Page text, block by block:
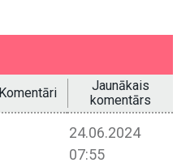
Komentāri
Jaunākais
komentārs
24.06.2024
07:55